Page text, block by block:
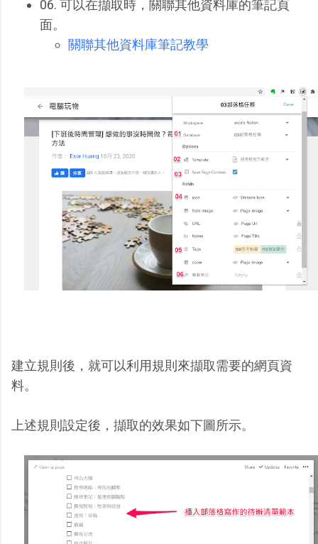
06. 可以在擷取時，關聯其他資料庫的筆記頁
面。
關聯其他資料庫筆記教學
建立規則後，就可以利用規則來擷取需要的網頁資
料。
上述規則設定後，擷取的效果如下圖所示。